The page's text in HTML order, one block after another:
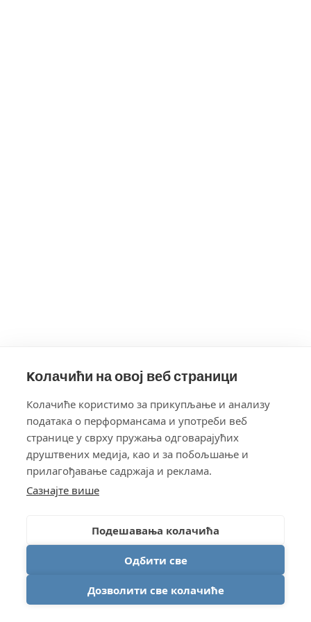
Kолачићи на овој веб страници
Колачиће користимо за прикупљање и анализу
података о перформансама и употреби веб
странице у сврху пружaња одговарајућих
друштвених медија, као и за побољшање и
прилагођавање садржаја и реклама.
Сазнајте више
Подешавања колачића
Одбити све
Дозволити све колачиће